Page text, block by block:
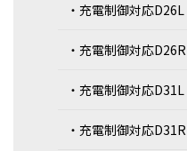
・充電制御対応D26L
・充電制御対応D26R
・充電制御対応D31L
・充電制御対応D31R